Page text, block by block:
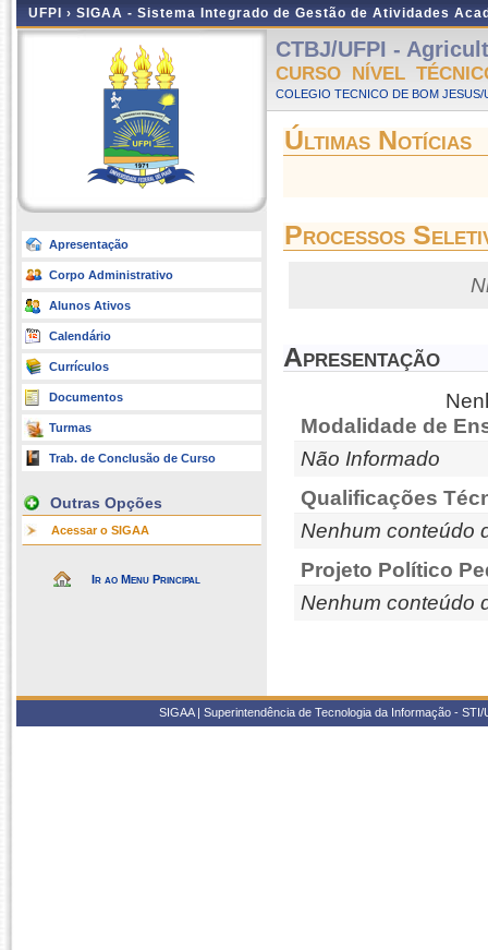
UFPI › SIGAA - Sistema Integrado de Gestão de Atividades
Apresentação
Corpo Administrativo
Alunos Ativos
Calendário
Currículos
Documentos
Turmas
Trab. de Conclusão de Curso
Outras Opções
Acessar o SIGAA
Ir ao Menu Principal
CTBJ/UFPI -
CURSO NÍVEL
COLEGIO TECNICO DE BOM JESUS/
Últimas Notícias
Processos
Apresentação
Modalidade de
Não Informado
Qualificações
Nenhum conteúdo
Projeto Político
Nenhum conteúdo
SIGAA | Superintendência de Tecnologia da Informação -